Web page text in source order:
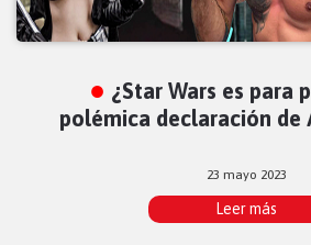
¿Star Wars es para
polémica declaración de
23 mayo 2023
Leer más